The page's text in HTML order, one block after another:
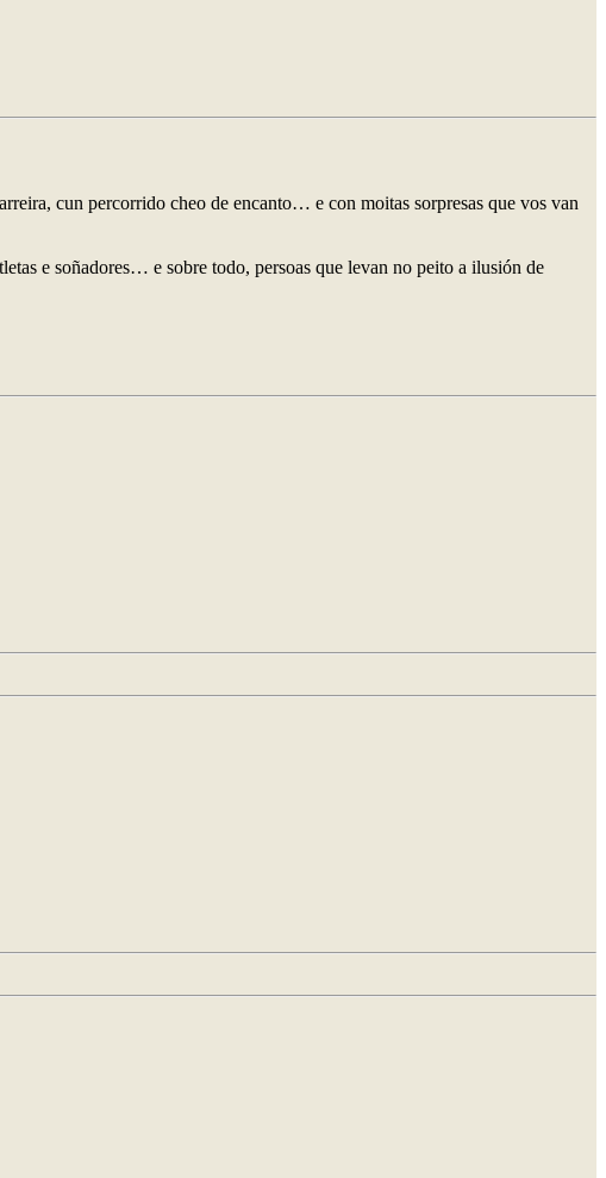
cun percorrido cheo de encanto… e con moitas sorpresas que vos van
e soñadores… e sobre todo, persoas que levan no peito a ilusión de